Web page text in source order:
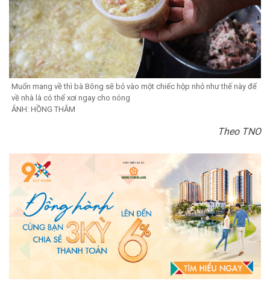
Muốn mang về thì bà Bông sẽ bỏ vào một chiếc hộp nhỏ như thế này để
về nhà là có thể xơi ngay cho nóng
ẢNH: HỒNG THẮM
Theo TNO